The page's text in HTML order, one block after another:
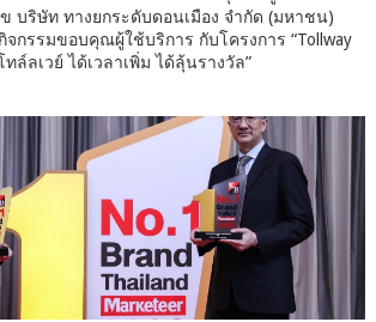
บริษัท ทางยกระดับดอนเมือง จำกัด (มหาชน)
จกรรมขอบคุณผู้ใช้บริการ กับโครงการ “Tollway
ทล์ลเวย์ ได้เวลาเพิ่ม ได้ลุ้นรางวัล”